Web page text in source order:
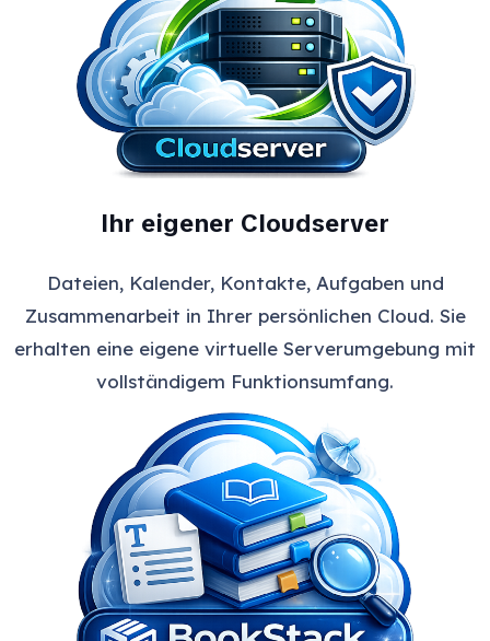
Ihr eigener Cloudserver
Dateien, Kalender, Kontakte, Aufgaben und
Zusammenarbeit in Ihrer persönlichen Cloud. Sie
erhalten eine eigene virtuelle Serverumgebung mit
vollständigem Funktionsumfang.